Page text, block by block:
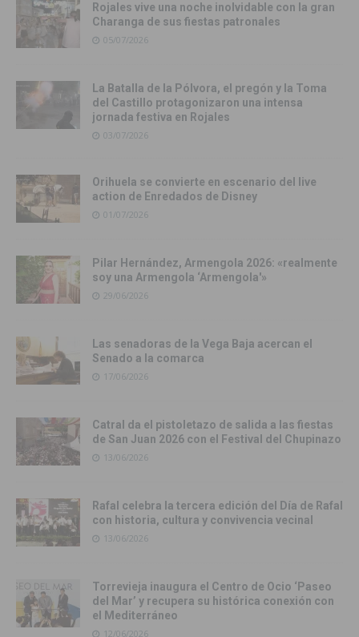
Rojales vive una noche inolvidable con la gran
Charanga de sus fiestas patronales
05/07/2026
La Batalla de la Pólvora, el pregón y la Toma
del Castillo protagonizaron una intensa
jornada festiva en Rojales
03/07/2026
Orihuela se convierte en escenario del live
action de Enredados de Disney
01/07/2026
Pilar Hernández, Armengola 2026: «realmente
soy una Armengola ‘Armengola'»
29/06/2026
Las senadoras de la Vega Baja acercan el
Senado a la comarca
17/06/2026
Catral da el pistoletazo de salida a las fiestas
de San Juan 2026 con el Festival del Chupinazo
13/06/2026
Rafal celebra la tercera edición del Día de Rafal
con historia, cultura y convivencia vecinal
13/06/2026
Torrevieja inaugura el Centro de Ocio ‘Paseo
del Mar’ y recupera su histórica conexión con
el Mediterráneo
12/06/2026